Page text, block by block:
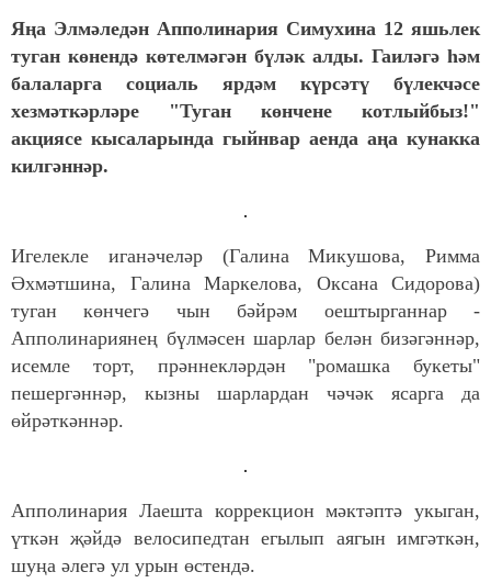
Яңа Элмәледән Апполинария Симухина 12 яшьлек
туган көнендә көтелмәгән бүләк алды. Гаиләгә һәм
балаларга социаль ярдәм күрсәтү бүлекчәсе
хезмәткәрләре "Туган көнчене котлыйбыз!"
акциясе кысаларында гыйнвар аенда аңа кунакка
килгәннәр.
Игелекле иганәчеләр (Галина Микушова, Римма
Әхмәтшина, Галина Маркелова, Оксана Сидорова)
туган көнчегә чын бәйрәм оештырганнар -
Апполинариянең бүлмәсен шарлар белән бизәгәннәр,
исемле торт, прәннекләрдән "ромашка букеты"
пешергәннәр, кызны шарлардан чәчәк ясарга да
өйрәткәннәр.
Апполинария Лаешта коррекцион мәктәптә укыган,
үткән җәйдә велосипедтан егылып аягын имгәткән,
шуңа әлегә ул урын өстендә.